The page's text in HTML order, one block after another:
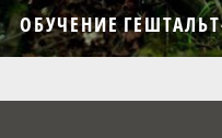
О центре
ОБУЧЕНИЕ